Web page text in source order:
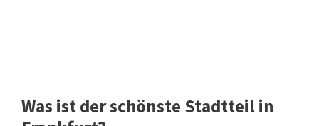
Was ist der schönste Stadtteil in